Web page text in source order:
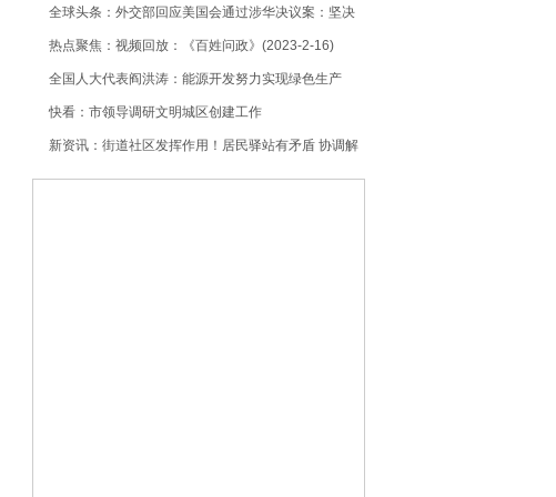
全球头条：外交部回应美国会通过涉华决议案：坚决
反对
热点聚焦：视频回放：《百姓问政》(2023-2-16)
全国人大代表阎洪涛：能源开发努力实现绿色生产
快看：市领导调研文明城区创建工作
新资讯：街道社区发挥作用！居民驿站有矛盾 协调解
决